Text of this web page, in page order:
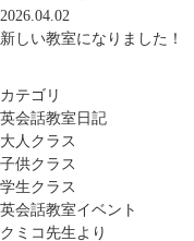
2026.04.02
新しい教室になりました！
カテゴリ
英会話教室日記
大人クラス
子供クラス
学生クラス
英会話教室イベント
クミコ先生より